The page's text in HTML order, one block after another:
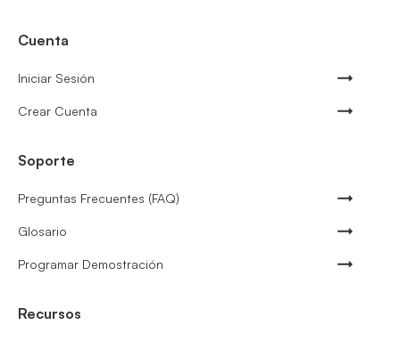
Cuenta
Iniciar Sesión
Crear Cuenta
Soporte
Preguntas Frecuentes (FAQ)
Glosario
Programar Demostración
Recursos